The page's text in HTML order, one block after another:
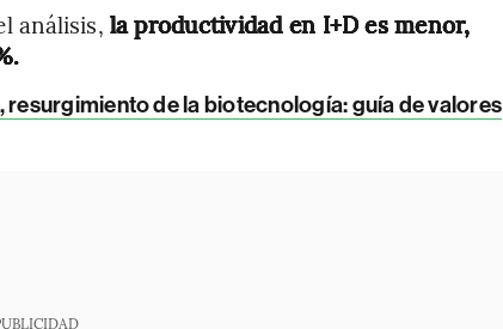
análisis, la productividad en I+D es menor,
de la biotecnología: guía de valores